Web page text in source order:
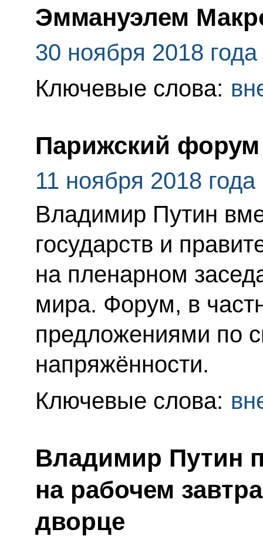
Эммануэлем
30 ноября 2018 года
Ключевые слова:
Парижский
11 ноября 2018 года
Владимир Путин
государств и
на пленарном
мира. Форум, в
предложениями по
напряжённости.
Ключевые слова:
Владимир Путин
на рабочем
дворце